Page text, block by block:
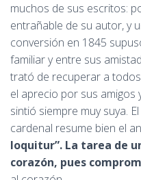
muchos de sus escritos:
entrañable de su autor, y
conversión en 1845
familiar y entre sus
trató de recuperar a
el aprecio por sus amigos
sintió siempre muy suya.
cardenal resume bien el
loquitur”. La tarea de
corazón, pues